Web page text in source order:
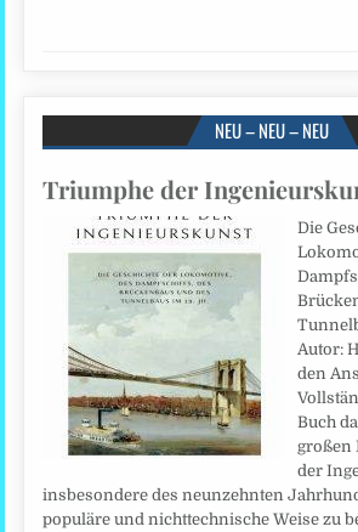
NEU – NEU – NEU
Triumphe der
Die
Autor:
den
Buch
großen
der
insbesondere des neunzehnten
populäre und nichttechnische Weise zu